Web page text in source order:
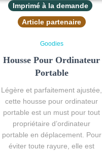
Imprimé à la demande
Article partenaire
Goodies
Housse Pour Ordinateur
Portable
Légère et parfaitement ajustée,
cette housse pour ordinateur
portable est un must pour tout
propriétaire d’ordinateur
portable en déplacement. Pour
éviter toute rayure, elle est